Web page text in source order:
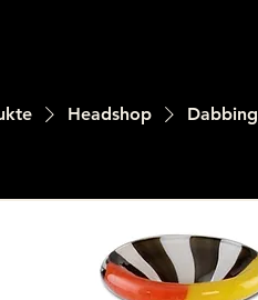
Headshop Dabbing